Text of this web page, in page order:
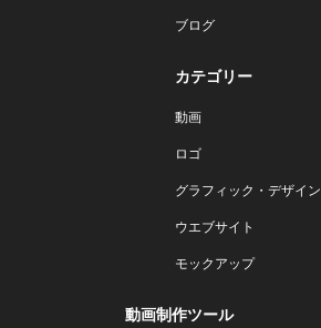
ブログ
カテゴリー
動画
ロゴ
グラフィック・デザイン
ウエブサイト
モックアップ
動画制作ツール